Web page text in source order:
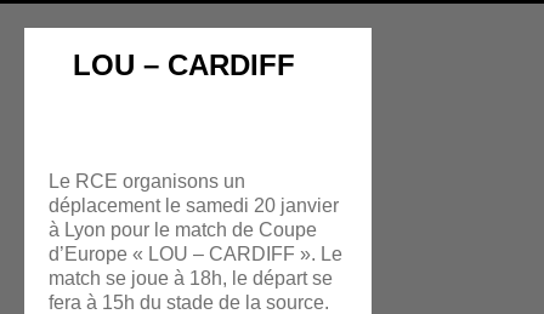
LOU – CARDIFF
Le RCE organisons un
déplacement le samedi 20 janvier
à Lyon pour le match de Coupe
d’Europe « LOU – CARDIFF ». Le
match se joue à 18h, le départ se
fera à 15h du stade de la source.